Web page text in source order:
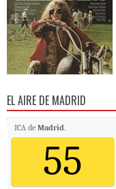
EL AIRE DE MADRID
ICA de Madrid.
55